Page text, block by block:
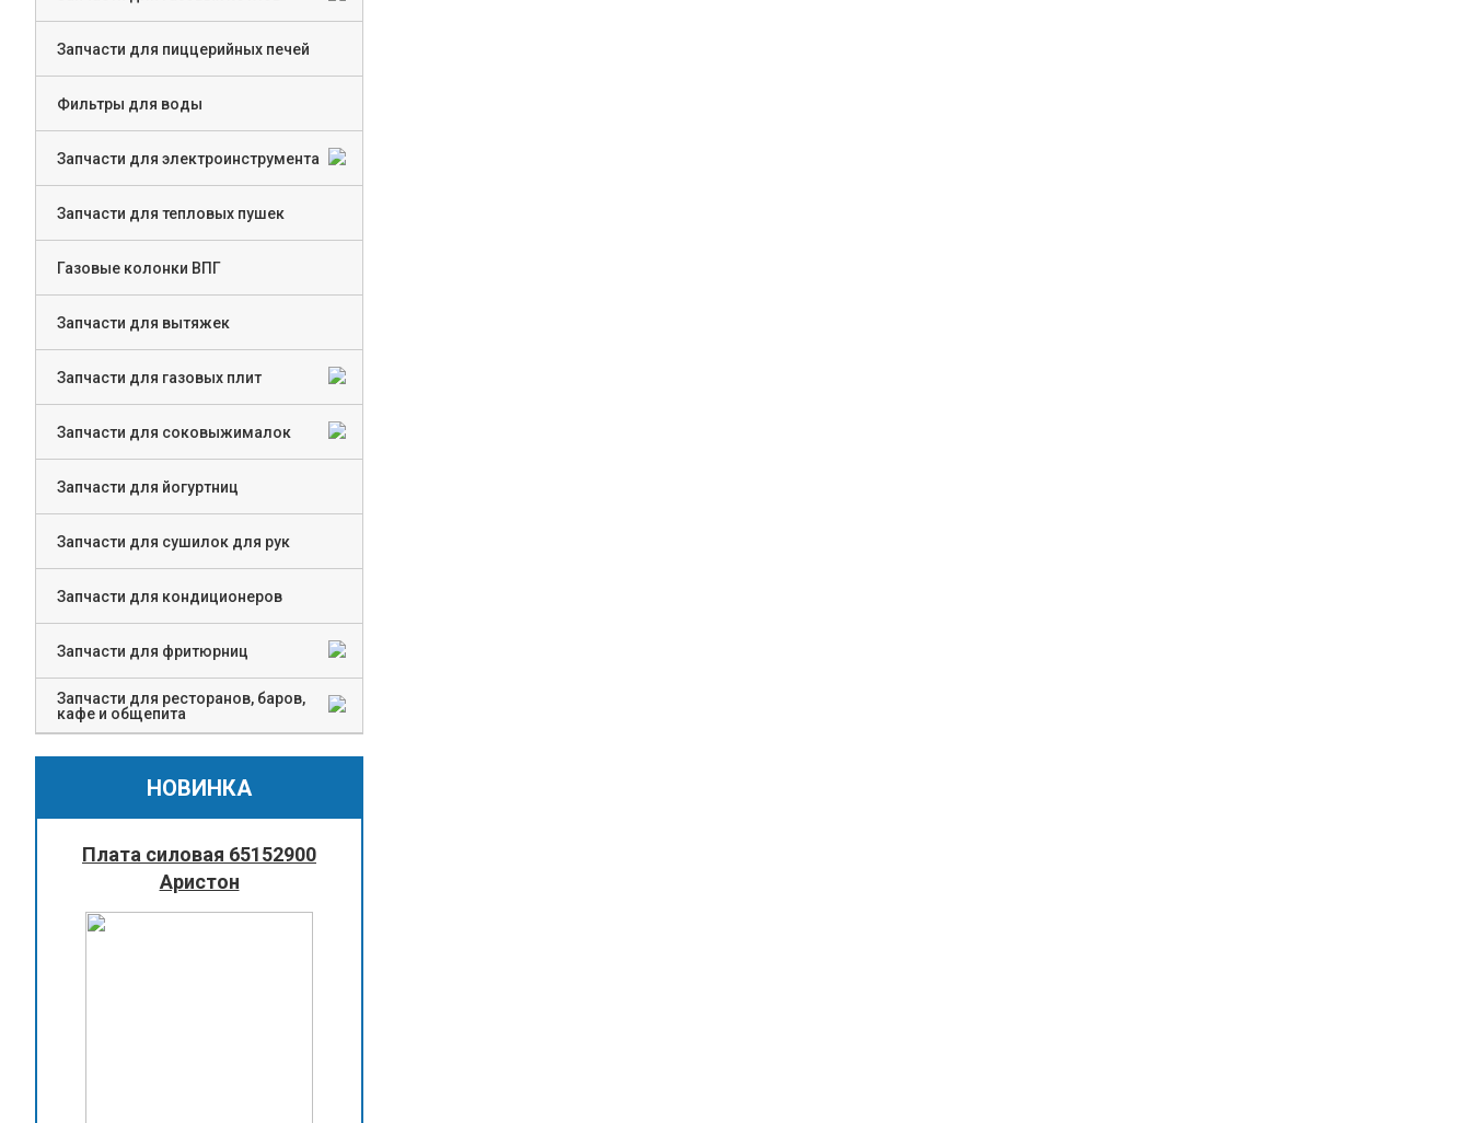
Запчасти для пиццерийных печей
Фильтры для воды
Запчасти для электроинструмента
Запчасти для тепловых пушек
Газовые колонки ВПГ
Запчасти для вытяжек
Запчасти для газовых плит
Запчасти для соковыжималок
Запчасти для йогуртниц
Запчасти для сушилок для рук
Запчасти для кондиционеров
Запчасти для фритюрниц
Запчасти для ресторанов, баров,
кафе и общепита
НОВИНКА
Плата силовая 65152900
Аристон